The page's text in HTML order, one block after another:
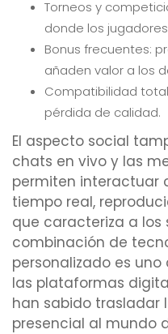
Torneos y
donde los
Bonus frecuentes:
añaden valor a los
Compatibilidad
pérdida de calidad.
El aspecto social
chats en vivo y las
permiten interactuar
tiempo real,
que caracteriza a los
combinación de
personalizado es
las plataformas
han sabido trasladar
presencial al mundo